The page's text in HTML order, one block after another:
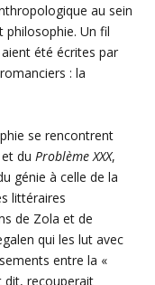
au sein
philosophie. Un fil
été écrites par
: la
se rencontrent
du Problème XXX,
génie à celle de la
littéraires
de Zola et de
qui les lut avec
entre la «
dit, recouperait